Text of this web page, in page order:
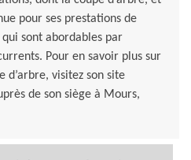
pour ses prestations de
sont abordables par
Pour en savoir plus sur
d’arbre, visitez son site
de son siège à Mours,